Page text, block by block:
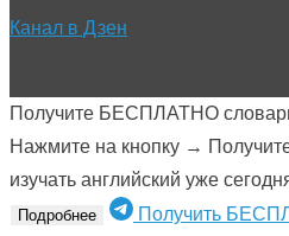
Канал в Дзен
Получите БЕСПЛАТНО
Нажмите на кнопку →
изучать английский уже
Подробнее
Получить